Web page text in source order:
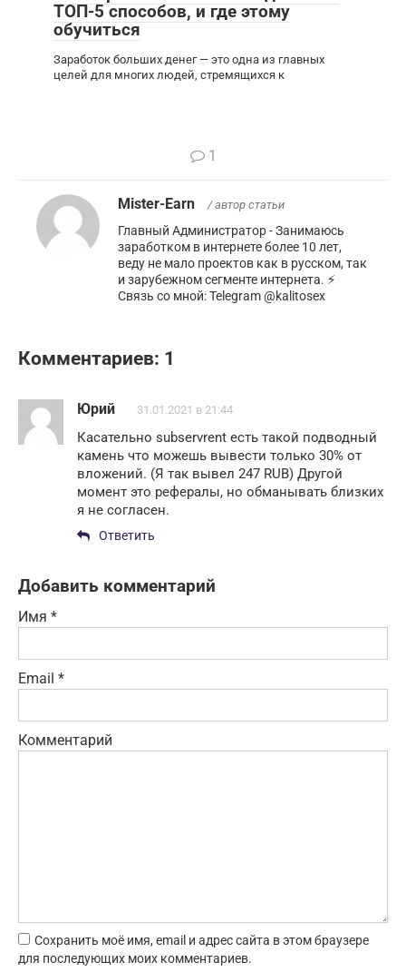
ТОП-5 способов, и где этому
обучиться
Заработок больших денег — это одна из главных
целей для многих людей, стремящихся к
1
Mister-Earn / автор статьи
Главный Администратор - Занимаюсь
заработком в интернете более 10 лет,
веду не мало проектов как в русском, так
и зарубежном сегменте интернета. ⚡️
Связь со мной: Telegram @kalitosex
Комментариев: 1
Юрий 31.01.2021 в 21:44
Касательно subservrent есть такой подводный
камень что можешь вывести только 30% от
вложений. (Я так вывел 247 RUB) Другой
момент это рефералы, но обманывать близких
я не согласен.
Ответить
Добавить комментарий
Имя *
Email *
Комментарий
Сохранить моё имя, email и адрес сайта в этом браузере
для последующих моих комментариев.